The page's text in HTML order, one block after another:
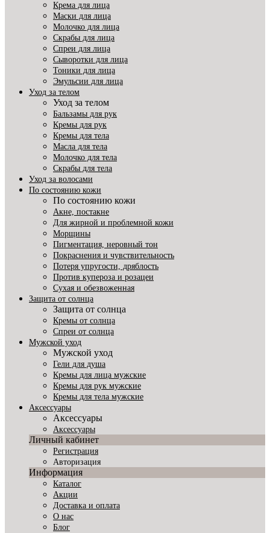
Крема для лица
Маски для лица
Молочко для лица
Скрабы для лица
Спреи для лица
Сыворотки для лица
Тоники для лица
Эмульсии для лица
Уход за телом
Уход за телом
Бальзамы для рук
Кремы для рук
Кремы для тела
Масла для тела
Молочко для тела
Скрабы для тела
Уход за волосами
По состоянию кожи
По состоянию кожи
Акне, постакне
Для жирной и проблемной кожи
Морщины
Пигментация, неровный тон
Покраснения и чувствительность
Потеря упругости, дряблость
Против купероза и розацеи
Сухая и обезвоженная
Защита от солнца
Защита от солнца
Кремы от солнца
Спреи от солнца
Мужской уход
Мужской уход
Гели для душа
Кремы для лица мужские
Кремы для рук мужские
Кремы для тела мужские
Аксессуары
Аксессуары
Аксессуары
Личный кабинет
Регистрация
Авторизация
Информация
Каталог
Акции
Доставка и оплата
О нас
Блог